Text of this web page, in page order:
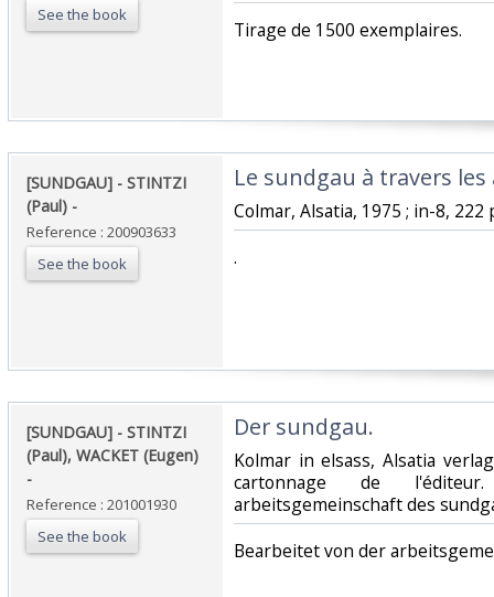
See the book
‎Tirage de 1500 exemplaires.‎
‎[SUNDGAU] - STINTZI
(Paul) - ‎
Reference : 200903633
See the book
‎Le sundgau à travers les
‎Colmar, Alsatia, 1975 ; in-8,
‎.‎
‎[SUNDGAU] - STINTZI
(Paul), WACKET (Eugen)
- ‎
Reference : 201001930
See the book
‎Der sundgau. ‎
‎Kolmar in elsass, Alsatia
cartonnage de
arbeitsgemeinschaft des
‎Bearbeitet von der